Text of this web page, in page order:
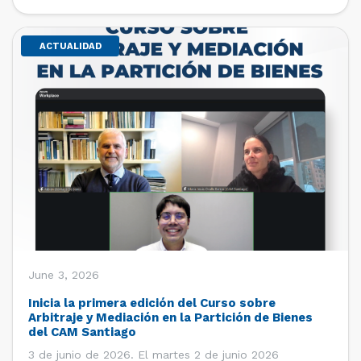
de estudiantes de […]
ACTUALIDAD
June 3, 2026
Inicia la primera edición del Curso sobre
Arbitraje y Mediación en la Partición de Bienes
del CAM Santiago
3 de junio de 2026. El martes 2 de junio 2026